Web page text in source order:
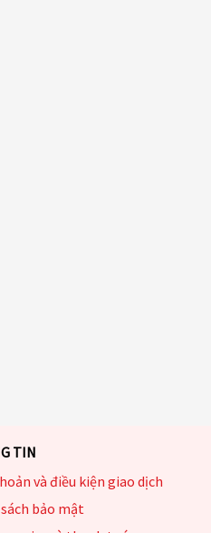
TIN
và điều kiện giao dịch
bảo mật